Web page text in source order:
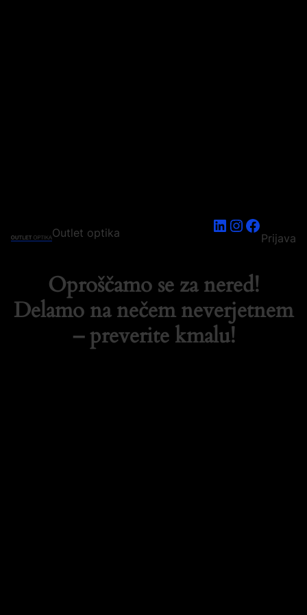
Outlet optika LinkedIn
Instagram
Prijava
Oproščamo se za nered!
Delamo na nečem neverjetnem
– preverite kmalu!